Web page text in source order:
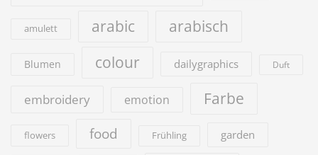
amulett arabic arabisch
Blumen colour dailygraphics Duft
embroidery emotion Farbe
flowers food Frühling garden